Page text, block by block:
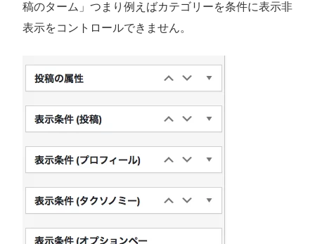
稿のターム」つまり例えばカテゴリーを条件に表示非
表示をコントロールできません。